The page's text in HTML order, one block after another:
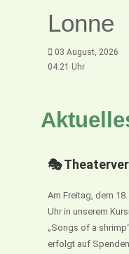
Lonne
03 August, 2026
04:21 Uhr
🎭
Am Freitag, dem
Uhr in unserem
„Songs of a
erfolgt auf